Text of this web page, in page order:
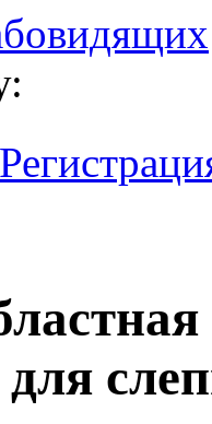
для